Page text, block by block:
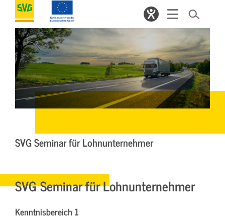
SVG Seminar für Lohnunternehmer
SVG Seminar für Lohnunternehmer
Kenntnisbereich 1